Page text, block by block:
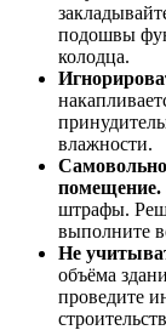
подошвы
колодца.
влажности.
помещение.
штрафы.
выполните
Не
объёма
проведите